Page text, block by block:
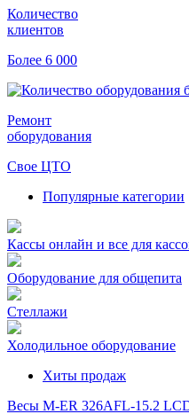
Количество
клиентов
Более 6 000
Ремонт
оборудования
Свое ЦТО
Популярные категории
Кассы онлайн и все для
Оборудование для общепита
Стеллажи
Холодильное оборудование
Хиты продаж
Весы M-ER 326AFL-15.2